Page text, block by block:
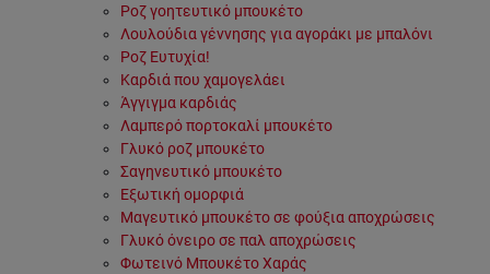
Ροζ γοητευτικό μπουκέτο
Λουλούδια γέννησης για αγοράκι με μπαλόνι
Ροζ Ευτυχία!
Καρδιά που χαμογελάει
Άγγιγμα καρδιάς
Λαμπερό πορτοκαλί μπουκέτο
Γλυκό ροζ μπουκέτο
Σαγηνευτικό μπουκέτο
Εξωτική ομορφιά
Μαγευτικό μπουκέτο σε φούξια αποχρώσεις
Γλυκό όνειρο σε παλ αποχρώσεις
Φωτεινό Μπουκέτο Χαράς